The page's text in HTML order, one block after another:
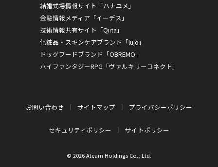
結婚式場情報サイト「ハナユメ」
金融情報メディア「イーデス」
技術情報共有サイト「Qiita」
化粧品・スキンケアブランド「lujo」
ドッグフードブランド「OBREMO」
ハイファンタジーRPG「ヴァルキリーコネクト」
お問い合わせ サイトマップ プライバシーポリシー
セキュリティポリシー サイトポリシー
© 2026 Ateam Holdings Co., Ltd.